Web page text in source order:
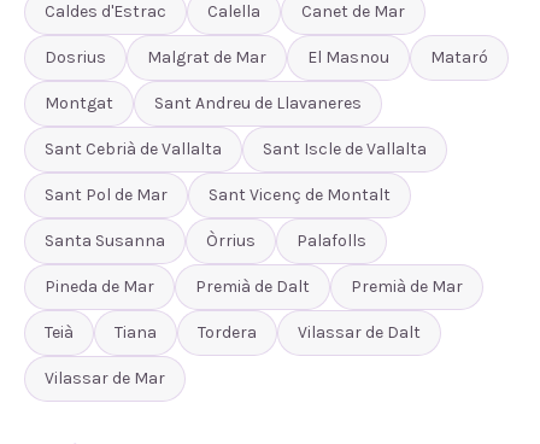
Caldes d'Estrac Calella Canet de Mar
Dosrius Malgrat de Mar El Masnou Mataró
Montgat Sant Andreu de Llavaneres
Sant Cebrià de Vallalta Sant Iscle de Vallalta
Sant Pol de Mar Sant Vicenç de Montalt
Santa Susanna Òrrius Palafolls
Pineda de Mar Premià de Dalt Premià de Mar
Teià Tiana Tordera Vilassar de Dalt
Vilassar de Mar